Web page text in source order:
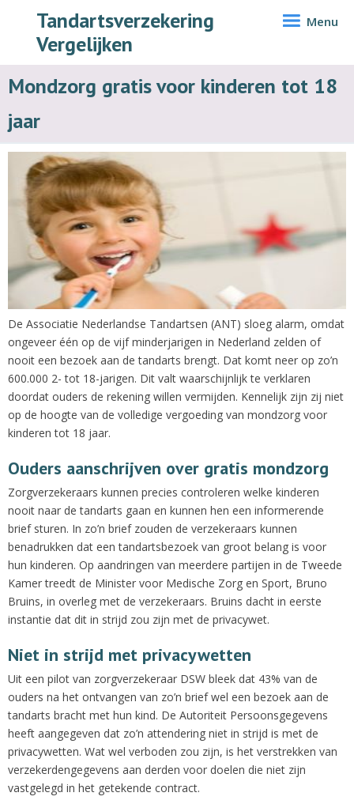
Tandartsverzekering
Vergelijken
Menu
Mondzorg gratis voor kinderen tot 18
jaar
De Associatie Nederlandse Tandartsen (ANT) sloeg alarm, omdat
ongeveer één op de vijf minderjarigen in Nederland zelden of
nooit een bezoek aan de tandarts brengt. Dat komt neer op zo’n
600.000 2- tot 18-jarigen. Dit valt waarschijnlijk te verklaren
doordat ouders de rekening willen vermijden. Kennelijk zijn zij niet
op de hoogte van de volledige vergoeding van mondzorg voor
kinderen tot 18 jaar.
Ouders aanschrijven over gratis mondzorg
Zorgverzekeraars kunnen precies controleren welke kinderen
nooit naar de tandarts gaan en kunnen hen een informerende
brief sturen. In zo’n brief zouden de verzekeraars kunnen
benadrukken dat een tandartsbezoek van groot belang is voor
hun kinderen. Op aandringen van meerdere partijen in de Tweede
Kamer treedt de Minister voor Medische Zorg en Sport, Bruno
Bruins, in overleg met de verzekeraars. Bruins dacht in eerste
instantie dat dit in strijd zou zijn met de privacywet.
Niet in strijd met privacywetten
Uit een pilot van zorgverzekeraar DSW bleek dat 43% van de
ouders na het ontvangen van zo’n brief wel een bezoek aan de
tandarts bracht met hun kind. De Autoriteit Persoonsgegevens
heeft aangegeven dat zo’n attendering niet in strijd is met de
privacywetten. Wat wel verboden zou zijn, is het verstrekken van
verzekerdengegevens aan derden voor doelen die niet zijn
vastgelegd in het getekende contract.